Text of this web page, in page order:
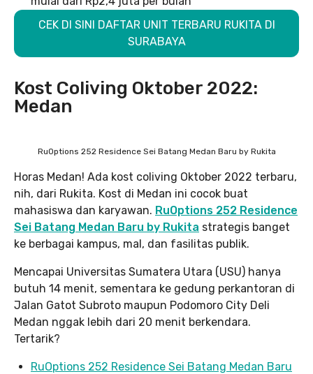
CEK DI SINI DAFTAR UNIT TERBARU RUKITA DI
SURABAYA
Kost Coliving Oktober 2022:
Medan
RuOptions 252 Residence Sei Batang Medan Baru by Rukita
Horas Medan! Ada kost coliving Oktober 2022 terbaru,
nih, dari Rukita. Kost di Medan ini cocok buat
mahasiswa dan karyawan. RuOptions 252 Residence
Sei Batang Medan Baru by Rukita strategis banget
ke berbagai kampus, mal, dan fasilitas publik.
Mencapai Universitas Sumatera Utara (USU) hanya
butuh 14 menit, sementara ke gedung perkantoran di
Jalan Gatot Subroto maupun Podomoro City Deli
Medan nggak lebih dari 20 menit berkendara.
Tertarik?
RuOptions 252 Residence Sei Batang Medan Baru